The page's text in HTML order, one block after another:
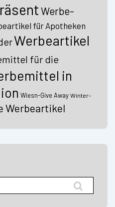
Werbe-
für Apotheken
Werbeartikel
für die
in
Wiesn-Give Away Winter-
Werbeartikel